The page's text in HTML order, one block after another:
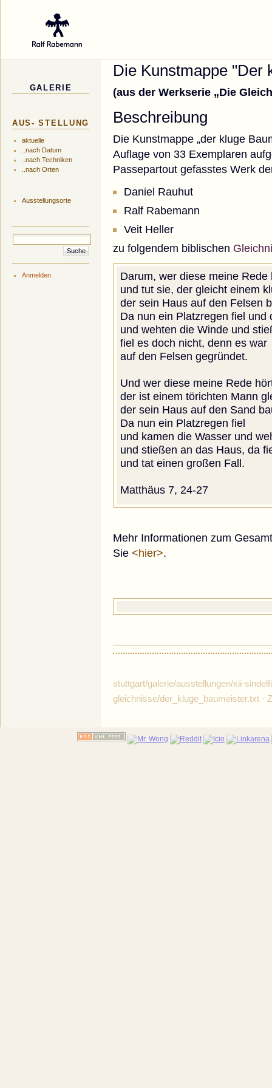
GALERIE
AUS- STELLUNG
aktuelle
..nach Datum
..nach Techniken
..nach Orten
Ausstellungsorte
Anmelden
Die Kunstmappe "Der
(aus der Werkserie „Die
Beschreibung
Die Kunstmappe „der kluge
Auflage von 33 Exemplaren
Passepartout gefasstes Werk
Daniel Rauhut
Ralf Rabemann
Veit Heller
zu folgendem biblischen
Darum, wer diese meine Rede
und tut sie, der gleicht einem
der sein Haus auf den Felsen
Da nun ein Platzregen fiel und
und wehten die Winde und
fiel es doch nicht, denn es war
auf den Felsen gegründet.
Und wer diese meine Rede
der ist einem törichten Mann
der sein Haus auf den Sand
Da nun ein Platzregen fiel
und kamen die Wasser und
und stießen an das Haus, da
und tat einen großen Fall.
Matthäus 7, 24-27
Mehr Informationen zum
Sie <hier>.
stuttgart/galerie/ausstellungen/xii-
gleichnisse/der_kluge_baumeister.txt ·